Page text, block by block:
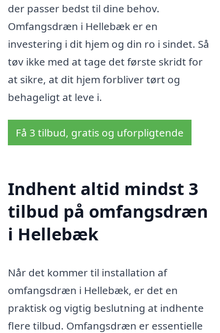
der passer bedst til dine behov.
Omfangsdræn i Hellebæk er en
investering i dit hjem og din ro i sindet. Så
tøv ikke med at tage det første skridt for
at sikre, at dit hjem forbliver tørt og
behageligt at leve i.
Få 3 tilbud, gratis og uforpligtende
Indhent altid mindst 3
tilbud på omfangsdræn
i Hellebæk
Når det kommer til installation af
omfangsdræn i Hellebæk, er det en
praktisk og vigtig beslutning at indhente
flere tilbud. Omfangsdræn er essentielle